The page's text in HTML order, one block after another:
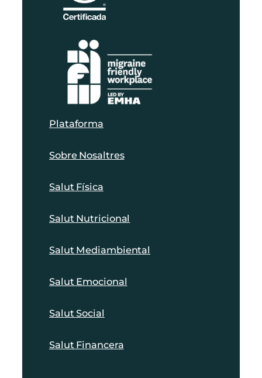
Plataforma
Sobre Nosaltres
Salut Física
Salut Nutricional
Salut Mediambiental
Salut Emocional
Salut Social
Salut Financera